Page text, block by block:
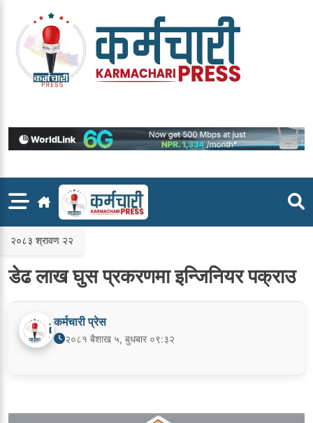
content
२०८३ श्रावण २२
डेढ लाख घुस प्रकरणमा इन्जिनियर पक्राउ
कर्मचारी प्रेस
२०८१ बैशाख ५, बुधबार ०९:३२